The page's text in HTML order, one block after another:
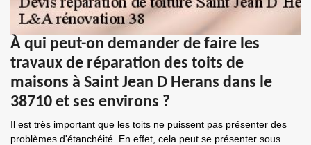
À qui peut-on demander de faire les
travaux de réparation des toits de
maisons à Saint Jean D Herans dans le
38710 et ses environs ?
Il est très important que les toits ne puissent pas présenter des
problèmes d'étanchéité. En effet, cela peut se présenter sous